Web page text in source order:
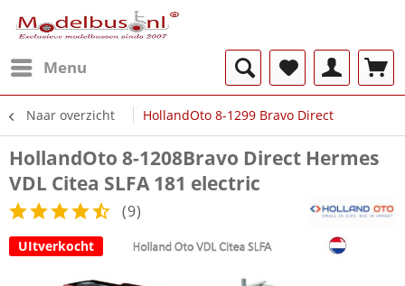
Menu
Naar overzicht HollandOto 8-1299 Bravo Direct
HollandOto 8-1208Bravo Direct Hermes
VDL Citea SLFA 181 electric
(9)
UItverkocht